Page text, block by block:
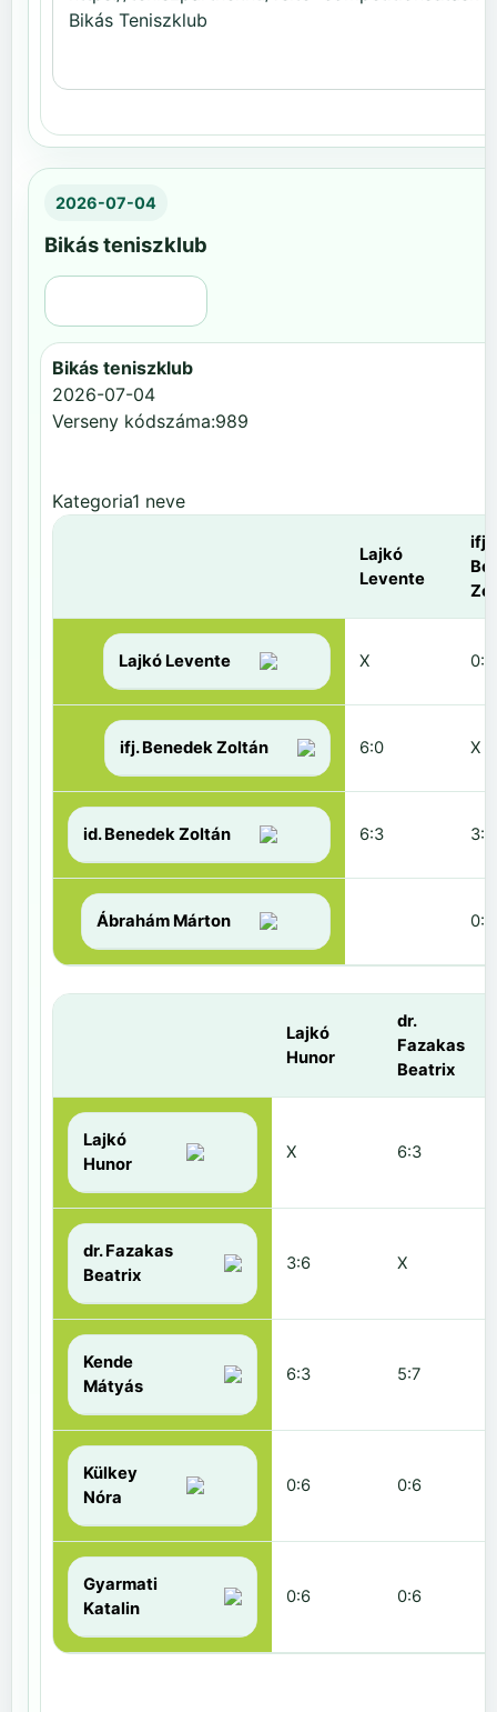
2026-07-04
Bikás teniszklub
Bikás teniszklub
2026-07-04
Verseny kódszáma:989
Kategoria1 neve
Lajkó
Levente
ifj.
Lajkó Levente X 0:6
ifj. Benedek Zoltán 6:0 X
id. Benedek Zoltán 6:3 3:6
Ábrahám Márton 0:6
Lajkó
Hunor
dr.
Fazakas
Beatrix
Lajkó
Hunor
X 6:3
dr. Fazakas
Beatrix
3:6 X
Kende
Mátyás
6:3 5:7
Külkey
Nóra
0:6 0:6
Gyarmati
Katalin
0:6 0:6